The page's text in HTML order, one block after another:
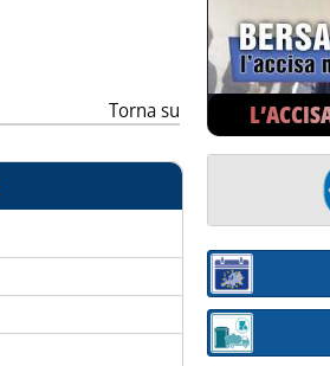
Torna su
Sezione:
Sezione: